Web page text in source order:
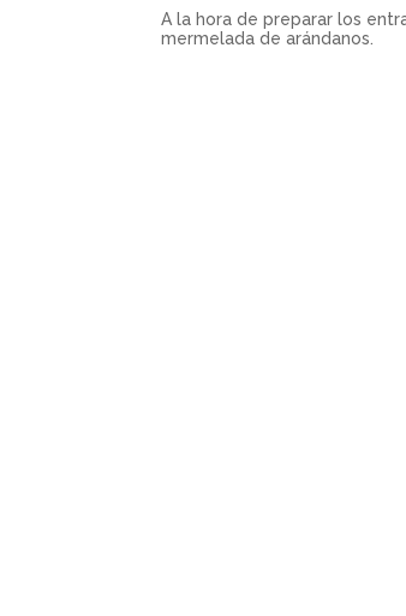
A la hora de preparar los
mermelada de arándanos.